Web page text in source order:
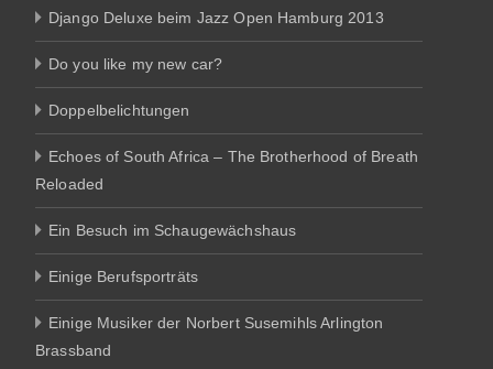
Django Deluxe beim Jazz Open Hamburg 2013
Do you like my new car?
Doppelbelichtungen
Echoes of South Africa – The Brotherhood of Breath
Reloaded
Ein Besuch im Schaugewächshaus
Einige Berufsporträts
Einige Musiker der Norbert Susemihls Arlington
Brassband